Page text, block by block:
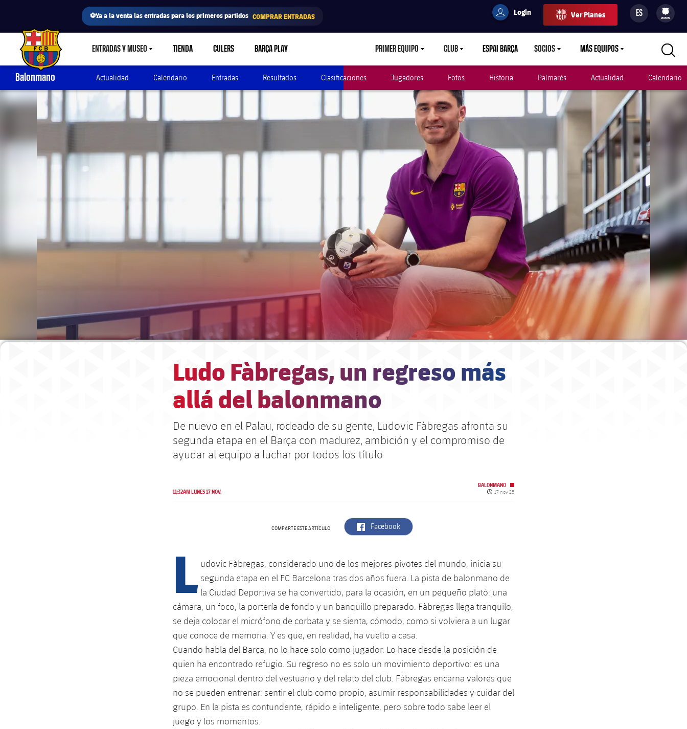
⚽Ya a la venta las entradas para los primeros partidos COMPRAR ENTRADAS userCulers
Login Ver Planes ES
filled-badge
www
FC Barcelona club badge ENTRADAS Y MUSEOLABEL.SHARE.CARETDOWN
TIENDA CULERS BARÇA PLAY PRIMER EQUIPOLABEL.ARIA.CARETDOWN
CLUBLABEL.ARIA.CARETDOWN
ESPAI BARÇA SOCIOSLABEL.ARIA.CARETDOWN
MÁS EQUIPOSLABEL.ARIA.CARETDOWN
Balonmano Actualidad Calendario Entradas Resultados Clasificaciones Jugadores Fotos Historia Palmarés Actualidad Calendario
Ludo Fàbregas, un regreso más
allá del balonmano
De nuevo en el Palau, rodeado de su gente, Ludovic Fàbregas afronta su
segunda etapa en el Barça con madurez, ambición y el compromiso de
ayudar al equipo a luchar por todos los título
11:32AM LUNES 17 NOV.
BALONMANO
Fecha de publicación
17 nov 25
COMPARTE ESTE ARTÍCULO label.aria.facebook
Facebook
L udovic Fàbregas, considerado uno de los mejores pivotes del mundo, inicia su
segunda etapa en el FC Barcelona tras dos años fuera. La pista de balonmano de
la Ciudad Deportiva se ha convertido, para la ocasión, en un pequeño plató: una
cámara, un foco, la portería de fondo y un banquillo preparado. Fàbregas llega tranquilo,
se deja colocar el micrófono de corbata y se sienta, cómodo, como si volviera a un lugar
que conoce de memoria. Y es que, en realidad, ha vuelto a casa.
Cuando habla del Barça, no lo hace solo como jugador. Lo hace desde la posición de
quien ha encontrado refugio. Su regreso no es solo un movimiento deportivo: es una
pieza emocional dentro del vestuario y del relato del club. Fàbregas encarna valores que
no se pueden entrenar: sentir el club como propio, asumir responsabilidades y cuidar del
grupo. En la pista es contundente, rápido e inteligente, pero sobre todo sabe leer el
juego y los momentos.